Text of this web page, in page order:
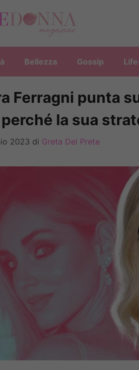
Bellezza Gossip
Ferragni punta
la sua
2023 di Greta Del Prete